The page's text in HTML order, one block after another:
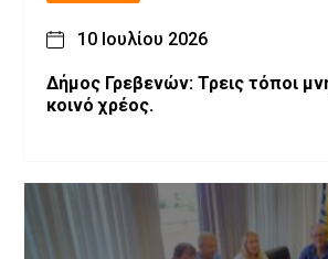
10 Ιουλίου 2026
Δήμος Γρεβενών: Τρεις τόποι
κοινό χρέος.